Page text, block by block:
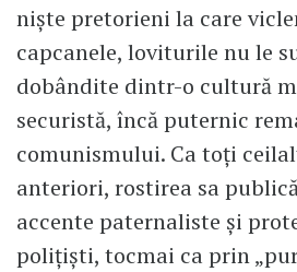
niște pretorieni la care
capcanele, loviturile nu le
dobândite dintr-o cultură
securistă, încă puternic
comunismului. Ca toți
anteriori, rostirea sa
accente paternaliste și
polițiști, tocmai ca prin